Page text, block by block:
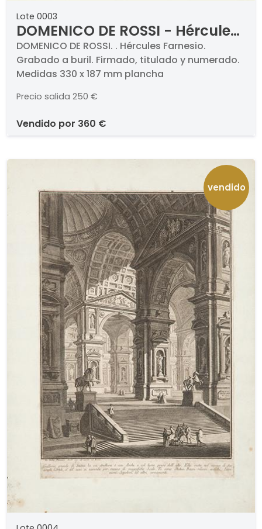
Lote 0003
DOMENICO DE ROSSI - Hércules
Farnesio
DOMENICO DE ROSSI. . Hércules Farnesio.
Grabado a buril. Firmado, titulado y numerado.
Medidas 330 x 187 mm plancha
Precio salida 250 €
vendido por 360 €
vendido